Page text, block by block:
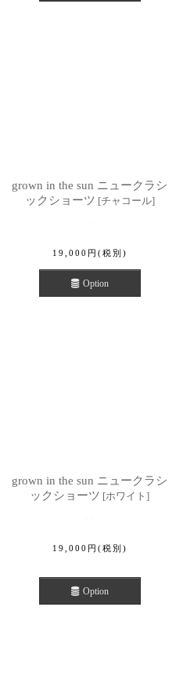
grown in the sun ニュークラシ
ックショーツ [チャコール]
19,000 円 (税別)
Option
grown in the sun ニュークラシ
ックショーツ [ホワイト ]
19,000 円 (税別)
Option